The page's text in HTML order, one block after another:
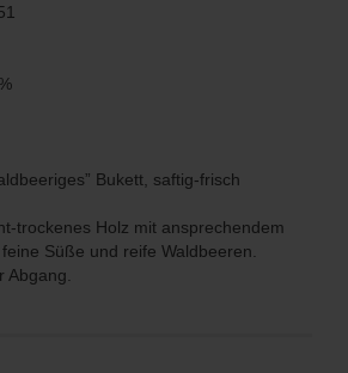
Bukett, saftig-frisch
trockenes Holz mit ansprechendem
feine Süße und reife Waldbeeren.
Abgang.